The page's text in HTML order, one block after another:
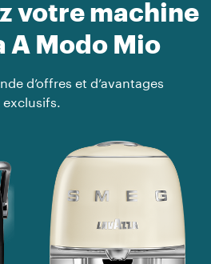
votre machine
A Modo Mio
d’offres et d’avantages
exclusifs.